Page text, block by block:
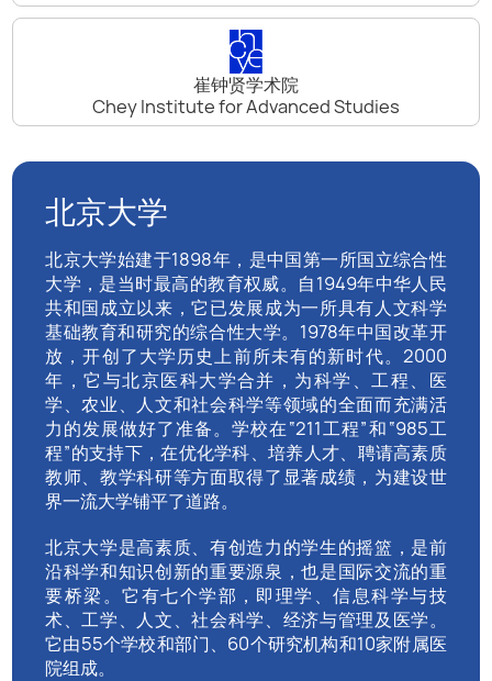
崔钟贤学术院
Chey Institute for Advanced Studies
北京大学
北京大学始建于1898年，是中国第一所国立综合性
大学，是当时最高的教育权威。自1949年中华人民
共和国成立以来，它已发展成为一所具有人文科学
基础教育和研究的综合性大学。1978年中国改革开
放，开创了大学历史上前所未有的新时代。2000
年，它与北京医科大学合并，为科学、工程、医
学、农业、人文和社会科学等领域的全面而充满活
力的发展做好了准备。学校在“211工程”和“985工
程”的支持下，在优化学科、培养人才、聘请高素质
教师、教学科研等方面取得了显著成绩，为建设世
界一流大学铺平了道路。
北京大学是高素质、有创造力的学生的摇篮，是前
沿科学和知识创新的重要源泉，也是国际交流的重
要桥梁。它有七个学部，即理学、信息科学与技
术、工学、人文、社会科学、经济与管理及医学。
它由55个学校和部门、60个研究机构和10家附属医
院组成。